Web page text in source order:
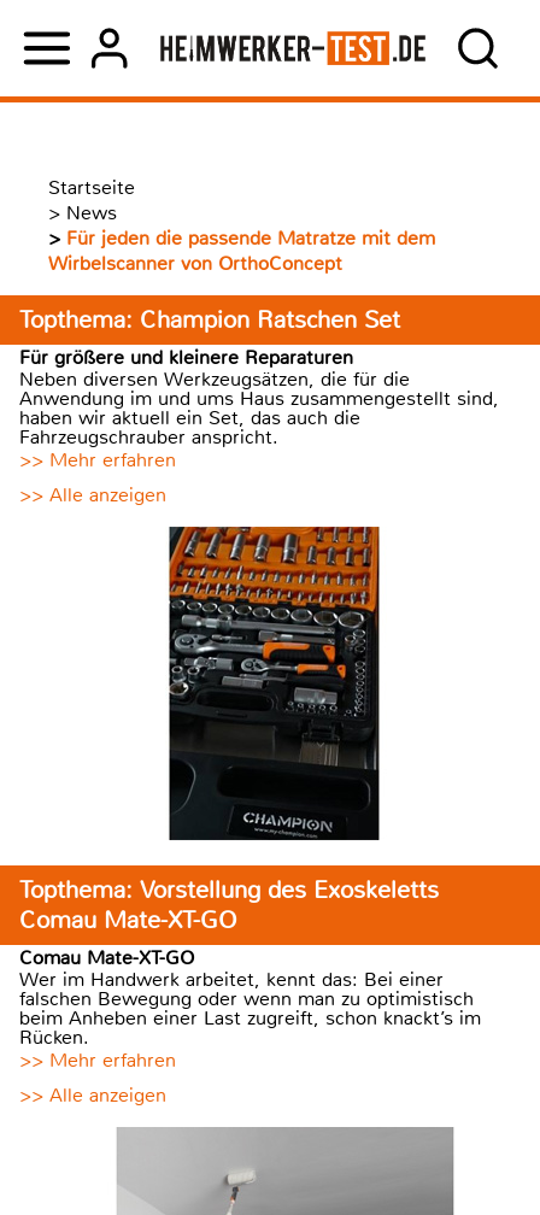
Startseite
> News
> Für jeden die passende Matratze mit dem
Wirbelscanner von OrthoConcept
Topthema: Champion Ratschen Set
Für größere und kleinere Reparaturen
Neben diversen Werkzeugsätzen, die für die
Anwendung im und ums Haus zusammengestellt sind,
haben wir aktuell ein Set, das auch die
Fahrzeugschrauber anspricht.
>> Mehr erfahren
>> Alle anzeigen
Topthema: Vorstellung des Exoskeletts
Comau Mate-XT-GO
Comau Mate-XT-GO
Wer im Handwerk arbeitet, kennt das: Bei einer
falschen Bewegung oder wenn man zu optimistisch
beim Anheben einer Last zugreift, schon knackt’s im
Rücken.
>> Mehr erfahren
>> Alle anzeigen